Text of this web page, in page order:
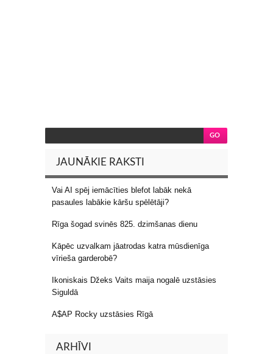
JAUNĀKIE RAKSTI
Vai AI spēj iemācīties blefot labāk nekā
pasaules labākie kāršu spēlētāji?
Rīga šogad svinēs 825. dzimšanas dienu
Kāpēc uzvalkam jāatrodas katra mūsdienīga
vīrieša garderobē?
Ikoniskais Džeks Vaits maija nogalē uzstāsies
Siguldā
A$AP Rocky uzstāsies Rīgā
ARHĪVI